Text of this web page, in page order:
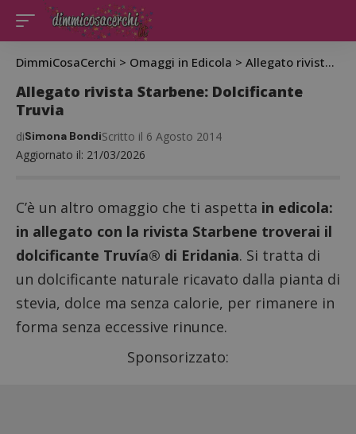
DimmiCosaCerchi > Omaggi in Edicola > Allegato rivista Starbene: Dolcificante Truvia
Allegato rivista Starbene: Dolcificante
Truvia
Aggiornato il: 21/03/2026
diSimona BondiScritto il 6 Agosto 2014
C’è un altro omaggio che ti aspetta in edicola:
in allegato con la rivista Starbene troverai il
dolcificante Truvía® di Eridania. Si tratta di
un dolcificante naturale ricavato dalla pianta di
stevia, dolce ma senza calorie, per rimanere in
forma senza eccessive rinunce.
Sponsorizzato: